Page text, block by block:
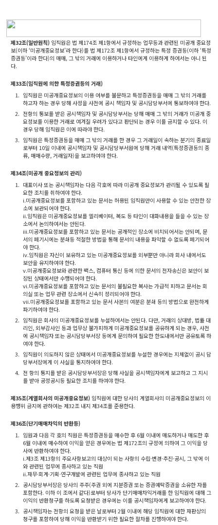
제32조(일반원칙) 임직원은 법 제174조 제1항에서 규정하는 업무등과 관련된 미공개 중요정
보(이하 ‘미공개중요정보’라 한다)를 법 제172조 제1항에서 규정하는 특정 증권등(이하 ‘특정
증권등’이라 한다)의 매매, 그 밖의 거래에 이용하거나 타인에게 이용하게 하여서는 아니 된
다.
제33조(임직원에 의한 특정증권등의 거래)
1. 임직원은 미공개중요정보의 이용 여부를 불문하고 특정증권등을 매매 그 밖의 거래를
하고자 하는 경우 당해 사정을 사전에 공시 책임자 및 공시담당부서에 통보하여야 한다.
2. 전항의 통보를 받은 공시책임자 및 공시담당부서는 당해 매매 그 밖의 거래가 미공개 중
요정보를 이용한 거래로 여겨질 우려가 있다고 판단되는 경우 이를 금지할 수 있다. 이
경우 당해 임직원은 이에 따라야 한다.
3. 임직원은 특정증권등을 매매 그 밖의 거래를 한 경우 그 거래일이 속하는 분기의 종료일
로부터 10일 이내에 공시책임자 및 공시담당부서원에 당해 거래 내역(특정증권등의 종
류, 매매수량, 거래일자)을 보고하여야 한다.
제34조(미공개 중요정보의 관리)
1. 대표이사 또는 공시책임자는 다음 각호에 따라 미공개 중요정보가 관리될 수 있도록 필
요한 조치를 취하여야 한다.
i.미공개중요정보를 포함하고 있는 문서는 허용된 임직원만이 사용할 수 있는 안전한 장
소에 보관되어야 한다.
ii.임직원은 미공개중요정보를 엘리베이터, 복도 등 타인이 대화내용을 들을 수 있는 장
소에서 논의하여서는 안된다.
iii.미공개중요정보를 포함하고 있는 문서는 공개적인 장소에 비치되어서는 안되며, 문
서의 폐기시에는 분쇄등 적절한 방법을 통해 문서의 내용을 파악할 수 없도록 폐기되어
야 한다.
iv.임직원은 자신이 보유하고 있는 미공개중요정보를 외부뿐만 아니라 회사 내에서도
보안을 유지하여야 한다.
v.미공개중요정보와 관련한 팩스, 컴퓨터 통신 등에 의한 문서의 전자송신은 보안이 보
장된 상태에서만 수행되어야 한다.
vi.미공개중요정보를 포함하고 있는 문서의 불필요한 복사는 가급적 피하고 문서는 회
의실 또는 업무 관련 장소에서 신속히 정리되어야 한다.
vii.미공개중요정보를 포함하고 있는 문서 사본의 여분은 분쇄 등의 방법으로 완전하게
파기하여야 한다.
2. 임직원은 회사의 미공개중요정보를 누설하여서는 안된다. 다만, 거래의 상대방, 법률 대
리인, 외부감사인 등과 업무상 불가피하게 미공개중요정보를 공유하게 되는 경우, 사전
에 공시책임자 또는 공시담당부서장 등에게 문의하여 필요한 한도내에서만 공유토록 하
여야 한다.
3. 임직원이 의도하지 않은 상태에서 미공개중요정보를 누설한 경우에는 지체없이 공시 담
당부서장에게 이 사실을 통지하여야 한다.
4. 전 항의 통지를 받은 공시담당부서장은 당해 사실을 공시책임자에게 보고하고 그 지시
를 받아 공정공시등 필요한 조치를 하여야 한다.
제35조(계열회사의 미공개중요정보) 임직원에 대한 당사의 계열회사의 미공개중요정보의 이
용행위 금지에 관하여는 제32조 내지 제34조를 준용한다.
제36조(단기매매차익의 반환등)
1. 임원과 다음 각 호의 직원은 특정증권등을 매수한 후 6월 이내에 매도하거나 매도한 후
6월 이내에 매수하여 이익을 얻은 경우에는 법 제172조의 규정에 의하여 그 이익을 당
사에 반환하여야 한다.
i.제3조 제13항의 주요사항보고의 대상이 되는 사항의 수립·변경·추진·공시, 그 밖에 이
와 관련된 업무에 종사하고 있는 직원
ii.재무·회계·기획·연구개발에 관련된 업무에 종사하고 있는 직원
2. 공시담당부서장은 당사의 주주(주권 외에 지분증권 또는 증권예탁증권을 소유한 자를
포함한다. 이하 이 조에서 같다)로부터 당사가 단기매매차익거래를 한 임직원에 대해 그
이익의 반환청구를 하도록 요청받은 경우에는 이를 공시책임자에게 보고하여야 한다.
3. 공시책임자는 전항의 요청을 받은 날로부터 2월 이내에 해당 임직원에 대한 재판상의
청구를 포함하여 당해 이익을 반환받기 위한 필요한 절차를 진행하여야 한다.